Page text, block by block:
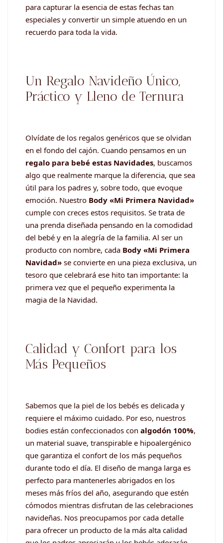
para capturar la esencia de estas fechas tan
especiales y convertir un simple atuendo en un
recuerdo para toda la vida.
Un Regalo Navideño Único,
Práctico y Lleno de Ternura
Olvídate de los regalos genéricos que se olvidan
en el fondo del cajón. Cuando pensamos en un
regalo para bebé estas Navidades, buscamos
algo que realmente marque la diferencia, que sea
útil para los padres y, sobre todo, que evoque
emoción. Nuestro Body «Mi Primera Navidad»
cumple con creces estos requisitos. Se trata de
una prenda diseñada pensando en la comodidad
del bebé y en la alegría de la familia. Al ser un
producto con nombre, cada Body «Mi Primera
Navidad» se convierte en una pieza exclusiva, un
tesoro que celebrará ese hito tan importante: la
primera vez que el pequeño experimenta la
magia de la Navidad.
Calidad y Confort para los
Más Pequeños
Sabemos que la piel de los bebés es delicada y
requiere el máximo cuidado. Por eso, nuestros
bodies están confeccionados con algodón 100%,
un material suave, transpirable e hipoalergénico
que garantiza el confort de los más pequeños
durante todo el día. El diseño de manga larga es
perfecto para mantenerles abrigados en los
meses más fríos del año, asegurando que estén
cómodos mientras disfrutan de las celebraciones
navideñas. Nos preocupamos por cada detalle
para ofrecer un producto de la más alta calidad